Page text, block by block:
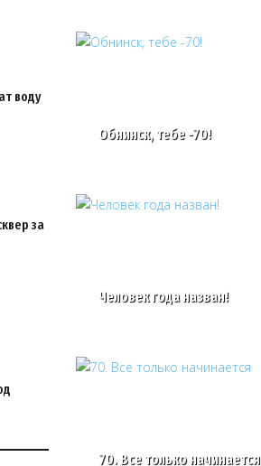
воду
за
Обнинск, тебе -70!
Человек года назван!
70. Все только начинается